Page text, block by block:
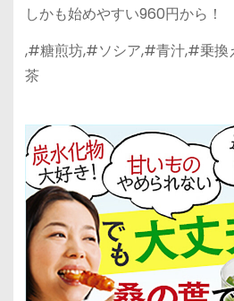
しかも始めやすい960円から！
,#糖煎坊,#ソシア,#青汁,#乗換
茶